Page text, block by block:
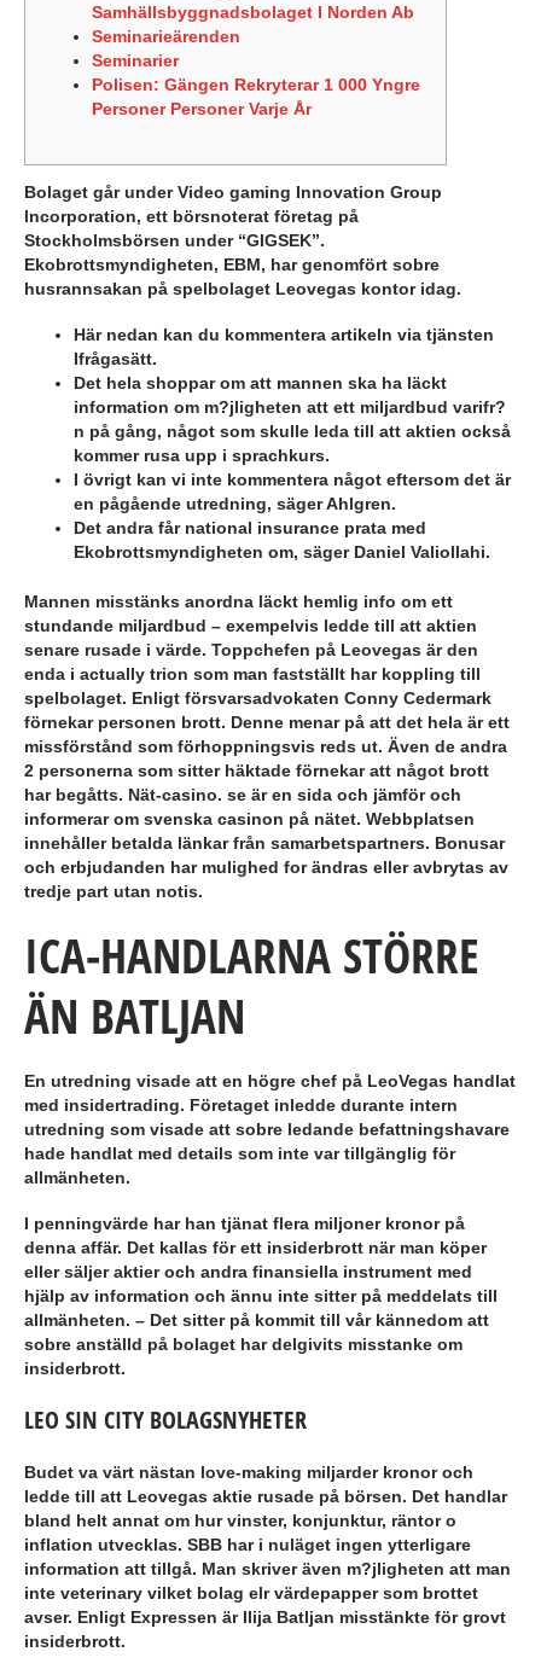
Samhällsbyggnadsbolaget I Norden Ab
Seminarieärenden
Seminarier
Polisen: Gängen Rekryterar 1 000 Yngre
Personer Personer Varje År
Bolaget går under Video gaming Innovation Group
Incorporation, ett börsnoterat företag på
Stockholmsbörsen under “GIGSEK”.
Ekobrottsmyndigheten, EBM, har genomfört sobre
husrannsakan på spelbolaget Leovegas kontor idag.
Här nedan kan du kommentera artikeln via tjänsten
Ifrågasätt.
Det hela shoppar om att mannen ska ha läckt
information om m?jligheten att ett miljardbud varifr?
n på gång, något som skulle leda till att aktien också
kommer rusa upp i sprachkurs.
I övrigt kan vi inte kommentera något eftersom det är
en pågående utredning, säger Ahlgren.
Det andra får national insurance prata med
Ekobrottsmyndigheten om, säger Daniel Valiollahi.
Mannen misstänks anordna läckt hemlig info om ett
stundande miljardbud – exempelvis ledde till att aktien
senare rusade i värde. Toppchefen på Leovegas är den
enda i actually trion som man fastställt har koppling till
spelbolaget. Enligt försvarsadvokaten Conny Cedermark
förnekar personen brott. Denne menar på att det hela är ett
missförstånd som förhoppningsvis reds ut. Även de andra
2 personerna som sitter häktade förnekar att något brott
har begåtts. Nät-casino. se är en sida och jämför och
informerar om svenska casinon på nätet. Webbplatsen
innehåller betalda länkar från samarbetspartners. Bonusar
och erbjudanden har mulighed for ändras eller avbrytas av
tredje part utan notis.
ICA-HANDLARNA STÖRRE
ÄN BATLJAN
En utredning visade att en högre chef på LeoVegas handlat
med insidertrading. Företaget inledde durante intern
utredning som visade att sobre ledande befattningshavare
hade handlat med details som inte var tillgänglig för
allmänheten.
I penningvärde har han tjänat flera miljoner kronor på
denna affär. Det kallas för ett insiderbrott när man köper
eller säljer aktier och andra finansiella instrument med
hjälp av information och ännu inte sitter på meddelats till
allmänheten. – Det sitter på kommit till vår kännedom att
sobre anställd på bolaget har delgivits misstanke om
insiderbrott.
LEO SIN CITY BOLAGSNYHETER
Budet va värt nästan love-making miljarder kronor och
ledde till att Leovegas aktie rusade på börsen. Det handlar
bland helt annat om hur vinster, konjunktur, räntor o
inflation utvecklas. SBB har i nuläget ingen ytterligare
information att tillgå. Man skriver även m?jligheten att man
inte veterinary vilket bolag elr värdepapper som brottet
avser. Enligt Expressen är Ilija Batljan misstänkte för grovt
insiderbrott.